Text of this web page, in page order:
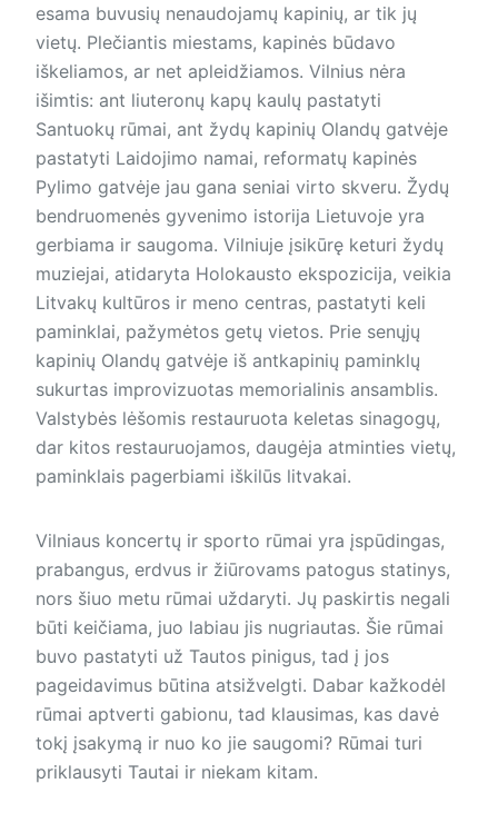
esama buvusių nenaudojamų kapinių, ar tik jų
vietų. Plečiantis miestams, kapinės būdavo
iškeliamos, ar net apleidžiamos. Vilnius nėra
išimtis: ant liuteronų kapų kaulų pastatyti
Santuokų rūmai, ant žydų kapinių Olandų gatvėje
pastatyti Laidojimo namai, reformatų kapinės
Pylimo gatvėje jau gana seniai virto skveru. Žydų
bendruomenės gyvenimo istorija Lietuvoje yra
gerbiama ir saugoma. Vilniuje įsikūrę keturi žydų
muziejai, atidaryta Holokausto ekspozicija, veikia
Litvakų kultūros ir meno centras, pastatyti keli
paminklai, pažymėtos getų vietos. Prie senųjų
kapinių Olandų gatvėje iš antkapinių paminklų
sukurtas improvizuotas memorialinis an­samblis.
Valstybės lėšomis restauruota keletas sinagogų,
dar kitos restauruojamos, daugėja atminties vietų,
paminklais pagerbiami iškilūs litvakai.
Vilniaus koncertų ir sporto rūmai yra įspūdingas,
prabangus, erdvus ir žiūrovams patogus statinys,
nors šiuo metu rūmai uždaryti. Jų paskirtis negali
būti keičiama, juo labiau jis nugriautas. Šie rūmai
buvo pastatyti už Tautos pinigus, tad į jos
pageidavimus būtina atsižvelgti. Dabar kažkodėl
rūmai aptverti gabionu, tad klausimas, kas davė
tokį įsakymą ir nuo ko jie saugomi? Rūmai turi
priklausyti Tautai ir niekam kitam.